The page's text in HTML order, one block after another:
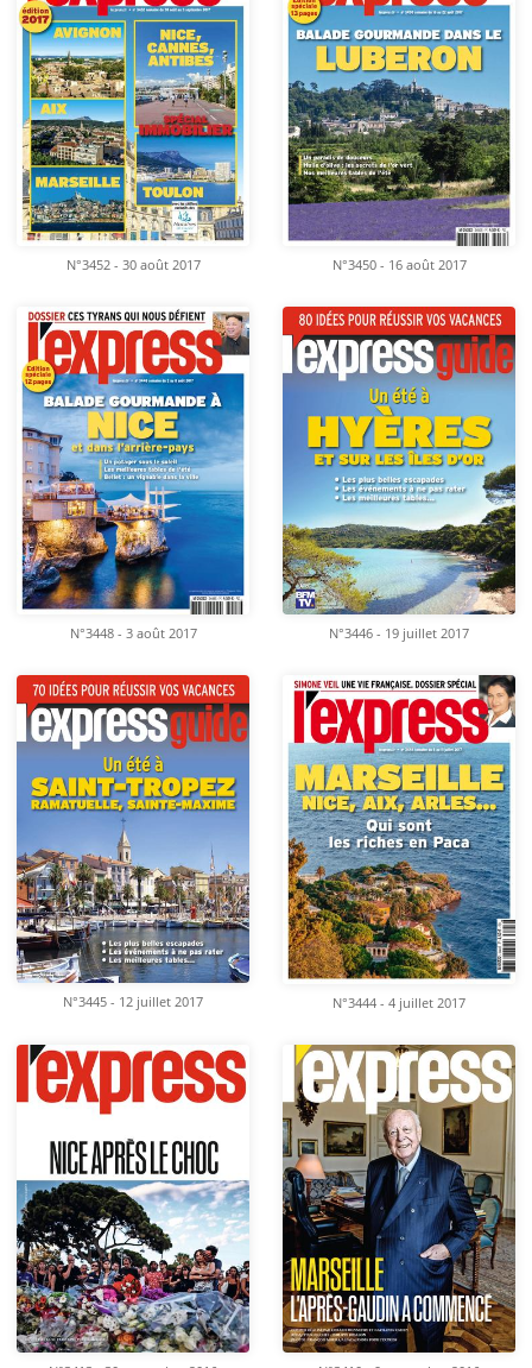
N°3452 - 30 août 2017 N°3450 - 16 août 2017
N°3448 - 3 août 2017 N°3446 - 19 juillet 2017
N°3445 - 12 juillet 2017 N°3444 - 4 juillet 2017